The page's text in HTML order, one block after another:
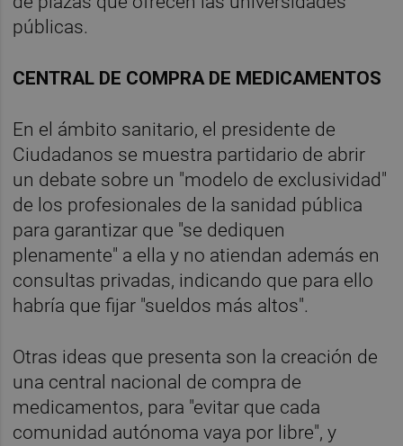
públicas.
CENTRAL DE COMPRA DE MEDICAMENTOS
En el ámbito sanitario, el presidente de
Ciudadanos se muestra partidario de abrir
un debate sobre un "modelo de exclusividad"
de los profesionales de la sanidad pública
para garantizar que "se dediquen
plenamente" a ella y no atiendan además en
consultas privadas, indicando que para ello
habría que fijar "sueldos más altos".
Otras ideas que presenta son la creación de
una central nacional de compra de
medicamentos, para "evitar que cada
comunidad autónoma vaya por libre", y